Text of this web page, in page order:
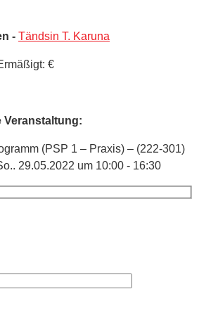
- Tändsin T. Karuna
€
Veranstaltung:
(PSP 1 – Praxis) – (222-301)
29.05.2022 um 10:00 - 16:30